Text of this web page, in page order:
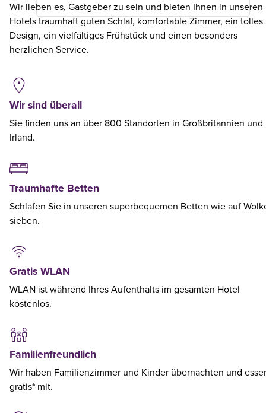
Wir lieben es, Gastgeber zu sein und bieten Ihnen in unseren
Hotels traumhaft guten Schlaf, komfortable Zimmer, ein tolles
Design, ein vielfältiges Frühstück und einen besonders
herzlichen Service.
Wir sind überall
Sie finden uns an über 800 Standorten in Großbritannien und
Irland.
Traumhafte Betten
Schlafen Sie in unseren superbequemen Betten wie auf
sieben.
Gratis WLAN
WLAN ist während Ihres Aufenthalts im gesamten Hotel
kostenlos.
Familienfreundlich
Wir haben Familienzimmer und Kinder übernachten und
gratis* mit.